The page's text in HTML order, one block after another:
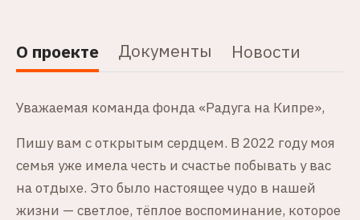
О проекте Документы Новости
Уважаемая команда фонда «Радуга на Кипре»,
Пишу вам с открытым сердцем. В 2022 году моя
семья уже имела честь и счастье побывать у вас
на отдыхе. Это было настоящее чудо в нашей
жизни — светлое, тёплое воспоминание, которое